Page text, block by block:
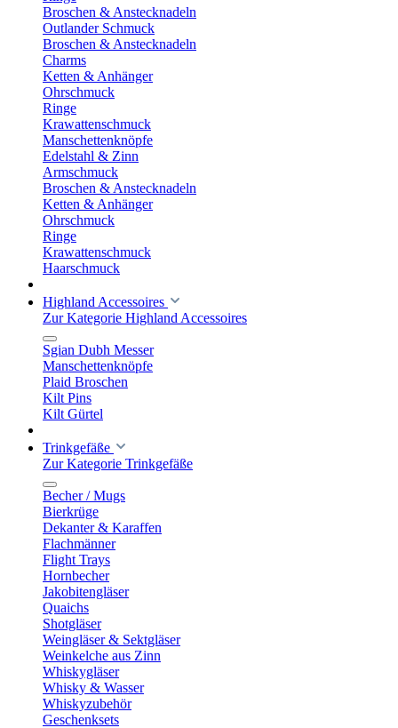
Broschen & Anstecknadeln
Outlander Schmuck
Broschen & Anstecknadeln
Charms
Ketten & Anhänger
Ohrschmuck
Ringe
Krawattenschmuck
Manschettenknöpfe
Edelstahl & Zinn
Armschmuck
Broschen & Anstecknadeln
Ketten & Anhänger
Ohrschmuck
Ringe
Krawattenschmuck
Haarschmuck
Highland Accessoires
Zur Kategorie Highland Accessoires
Sgian Dubh Messer
Manschettenknöpfe
Plaid Broschen
Kilt Pins
Kilt Gürtel
Trinkgefäße
Zur Kategorie Trinkgefäße
Becher / Mugs
Bierkrüge
Dekanter & Karaffen
Flachmänner
Flight Trays
Hornbecher
Jakobitengläser
Quaichs
Shotgläser
Weingläser & Sektgläser
Weinkelche aus Zinn
Whiskygläser
Whisky & Wasser
Whiskyzubehör
Geschenksets